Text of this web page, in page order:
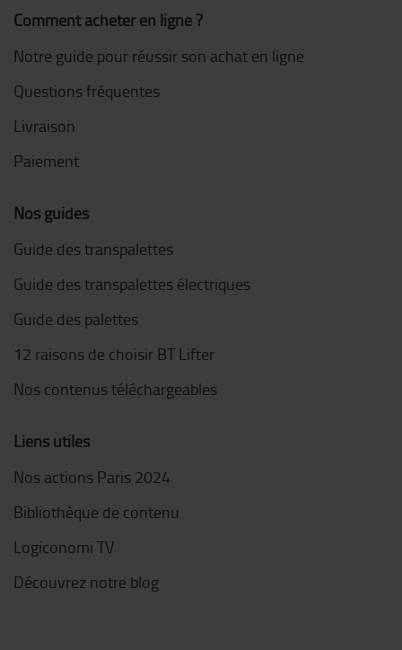
Comment acheter en ligne ?
Notre guide pour réussir son achat en ligne
Questions fréquentes
Livraison
Paiement
Nos guides
Guide des transpalettes
Guide des transpalettes électriques
Guide des palettes
12 raisons de choisir BT Lifter
Nos contenus téléchargeables
Liens utiles
Nos actions Paris 2024
Bibliothèque de contenu
Logiconomi TV
Découvrez notre blog